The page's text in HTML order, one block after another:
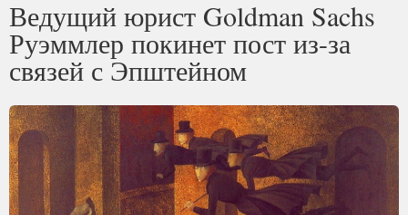
Ведущий юрист Goldman Sachs
Руэммлер покинет пост из-за
связей с Эпштейном